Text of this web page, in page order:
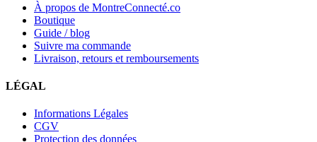
À propos de MontreConnecté.co
Boutique
Guide / blog
Suivre ma commande
Livraison, retours et remboursements
LÉGAL
Informations Légales
CGV
Protection des données